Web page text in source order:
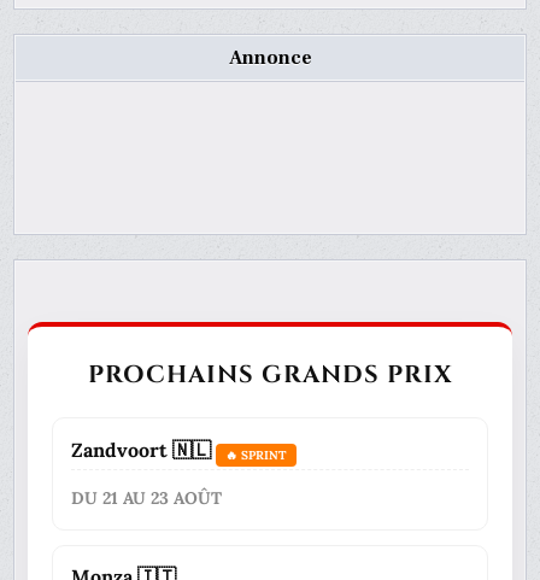
Annonce
PROCHAINS GRANDS PRIX
Zandvoort 🇳🇱 🔥 SPRINT
DU 21 AU 23 AOÛT